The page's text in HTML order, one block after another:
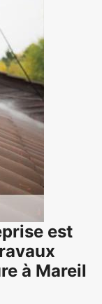
est
à Mareil